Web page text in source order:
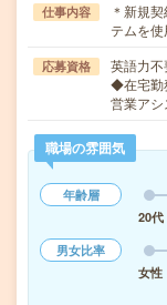
仕事内容
＊新規
テムを
応募資格
英語力不
◆在宅勤
営業ア
職場の雰囲気
年齢層
20代
男女比率
女性